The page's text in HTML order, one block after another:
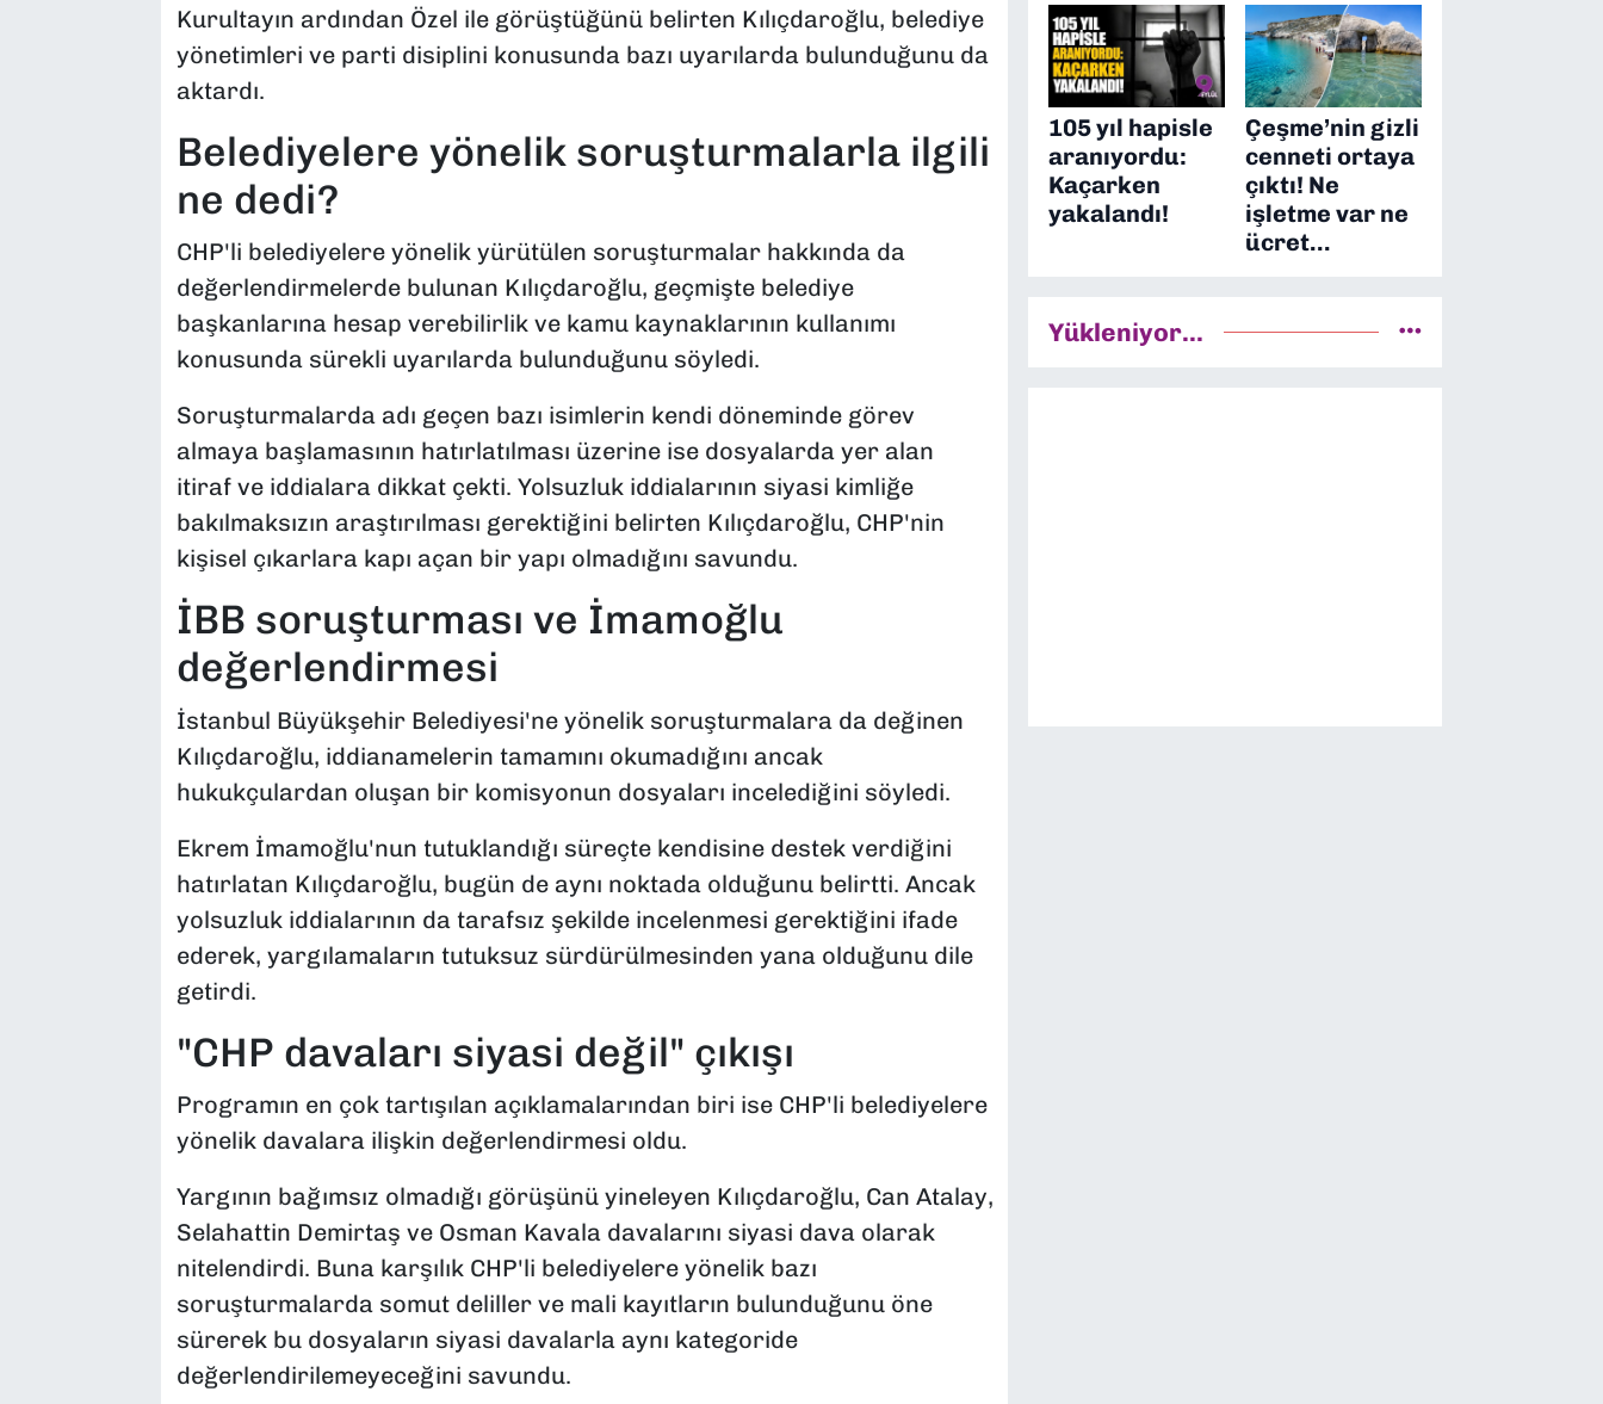
Kurultayın ardından Özel ile görüştüğünü belirten Kılıçdaroğlu, belediye
yönetimleri ve parti disiplini konusunda bazı uyarılarda bulunduğunu da
aktardı.
Belediyelere yönelik soruşturmalarla ilgili
ne dedi?
CHP'li belediyelere yönelik yürütülen soruşturmalar hakkında da
değerlendirmelerde bulunan Kılıçdaroğlu, geçmişte belediye
başkanlarına hesap verebilirlik ve kamu kaynaklarının kullanımı
konusunda sürekli uyarılarda bulunduğunu söyledi.
Soruşturmalarda adı geçen bazı isimlerin kendi döneminde görev
almaya başlamasının hatırlatılması üzerine ise dosyalarda yer alan
itiraf ve iddialara dikkat çekti. Yolsuzluk iddialarının siyasi kimliğe
bakılmaksızın araştırılması gerektiğini belirten Kılıçdaroğlu, CHP'nin
kişisel çıkarlara kapı açan bir yapı olmadığını savundu.
İBB soruşturması ve İmamoğlu
değerlendirmesi
İstanbul Büyükşehir Belediyesi'ne yönelik soruşturmalara da değinen
Kılıçdaroğlu, iddianamelerin tamamını okumadığını ancak
hukukçulardan oluşan bir komisyonun dosyaları incelediğini söyledi.
Ekrem İmamoğlu'nun tutuklandığı süreçte kendisine destek verdiğini
hatırlatan Kılıçdaroğlu, bugün de aynı noktada olduğunu belirtti. Ancak
yolsuzluk iddialarının da tarafsız şekilde incelenmesi gerektiğini ifade
ederek, yargılamaların tutuksuz sürdürülmesinden yana olduğunu dile
getirdi.
"CHP davaları siyasi değil" çıkışı
Programın en çok tartışılan açıklamalarından biri ise CHP'li belediyelere
yönelik davalara ilişkin değerlendirmesi oldu.
Yargının bağımsız olmadığı görüşünü yineleyen Kılıçdaroğlu, Can Atalay,
Selahattin Demirtaş ve Osman Kavala davalarını siyasi dava olarak
nitelendirdi. Buna karşılık CHP'li belediyelere yönelik bazı
soruşturmalarda somut deliller ve mali kayıtların bulunduğunu öne
sürerek bu dosyaların siyasi davalarla aynı kategoride
değerlendirilemeyeceğini savundu.
105 yıl hapisle
aranıyordu:
Kaçarken
yakalandı!
Çeşme’nin gizli
cenneti ortaya
çıktı! Ne
işletme var ne
ücret…
Yükleniyor...